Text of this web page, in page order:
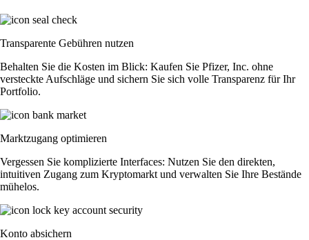
Transparente Gebühren nutzen
Behalten Sie die Kosten im Blick: Kaufen Sie Pfizer, Inc. ohne
versteckte Aufschläge und sichern Sie sich volle Transparenz für Ihr
Portfolio.
Marktzugang optimieren
Vergessen Sie komplizierte Interfaces: Nutzen Sie den direkten,
intuitiven Zugang zum Kryptomarkt und verwalten Sie Ihre Bestände
mühelos.
Konto absichern